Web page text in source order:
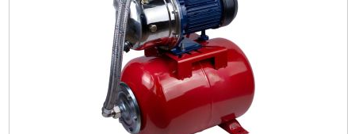
Диаметр всасывающего патрубка DN1, (мм):
Материал корпуса: Чугун с антикоррозийной обработкой
Диаметр твердых частиц во взвешенном состоянии,
Вес брутто (единицы), кг: 2.888
Длина упаковки, мм: 200
Ширина упаковки, мм:
Высота упаковки, мм: 150